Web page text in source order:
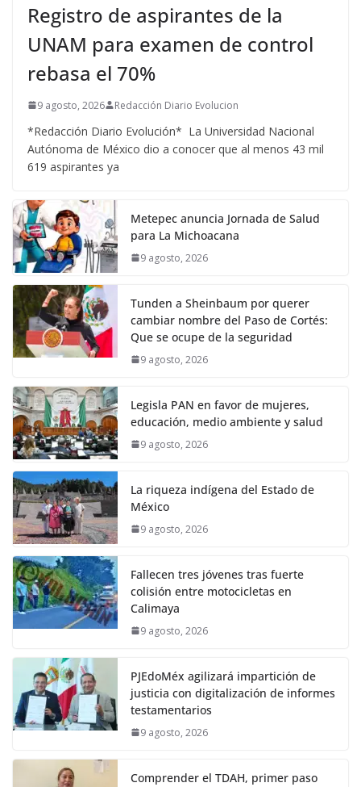
Registro de aspirantes de la
UNAM para examen de control
rebasa el 70%
9 agosto, 2026 Redacción Diario Evolucion
*Redacción Diario Evolución* La Universidad Nacional
Autónoma de México dio a conocer que al menos 43 mil
619 aspirantes ya
Metepec anuncia Jornada de Salud
para La Michoacana
9 agosto, 2026
Tunden a Sheinbaum por querer
cambiar nombre del Paso de Cortés:
Que se ocupe de la seguridad
9 agosto, 2026
Legisla PAN en favor de mujeres,
educación, medio ambiente y salud
9 agosto, 2026
La riqueza indígena del Estado de
México
9 agosto, 2026
Fallecen tres jóvenes tras fuerte
colisión entre motocicletas en
Calimaya
9 agosto, 2026
PJEdoMéx agilizará impartición de
justicia con digitalización de informes
testamentarios
9 agosto, 2026
Comprender el TDAH, primer paso